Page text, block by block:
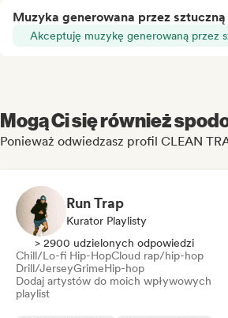
Muzyka generowana przez
Akceptuję muzykę generowaną przez
Mogą Ci się również
Ponieważ odwiedzasz profil CLEAN
Run Trap
Kurator Playlisty
> 2900 udzielonych odpowiedzi
Chill/Lo-fi Hip-HopCloud rap/hip-hop
Drill/JerseyGrimeHip-hop
Dodaj artystów do moich wpływowych
playlist